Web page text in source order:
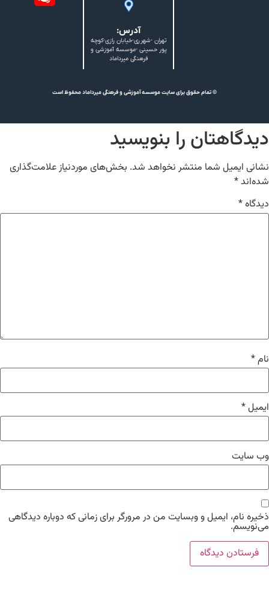
آدرس:
تهران -شهرری-خیابان رازی-کوچه
پور حسینی -موسسه آموزشی و
فرهنگی میرداماد
© تمام حقوق برای سایت موسسه آموزشی و فرهنگی میرداماد محفوظ است
دیدگاهتان را بنویسید
نشانی ایمیل شما منتشر نخواهد شد. بخش‌های موردنیاز علامت‌گذاری
شده‌اند*
دیدگاه*
نام*
ایمیل*
وب‌ سایت
ذخیره نام، ایمیل و وبسایت من در مرورگر برای زمانی که دوباره دیدگاهی
می‌نویسم.